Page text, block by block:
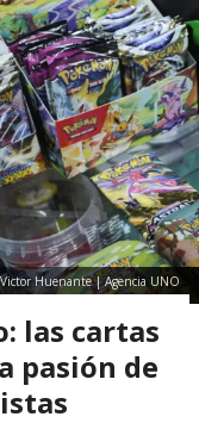
Victor Huenante | Agencia UNO
las cartas
pasión de